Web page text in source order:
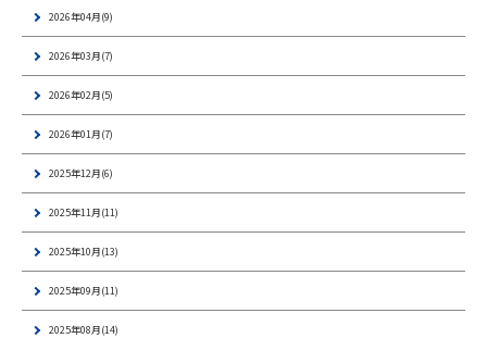
2026年04月(9)
2026年03月(7)
2026年02月(5)
2026年01月(7)
2025年12月(6)
2025年11月(11)
2025年10月(13)
2025年09月(11)
2025年08月(14)